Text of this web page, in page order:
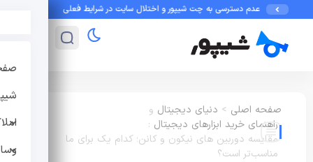
عدم دسترسی به چت شیپور و اختلال سایت در شرایط فعلی راهنمای امنیت در
صفحه اصلی > دنیای دیجیتال و
راهنمای خرید ابزارهای دیجیتال :
مقایسه دوربین های نیکون و کانن؛ کدام یک برای ما
مناسب‌تر است؟